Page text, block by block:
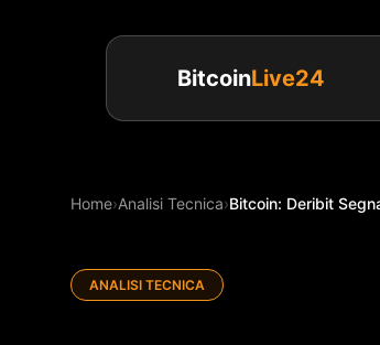
BitcoinLive24
Home›Analisi Tecnica›Bitcoin: Deribit
ANALISI TECNICA